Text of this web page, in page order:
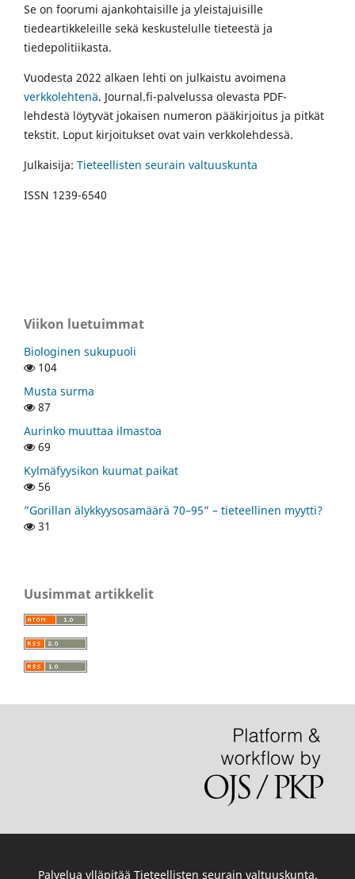
Se on foorumi ajankohtaisille ja yleistajuisille
tiedeartikkeleille sekä keskustelulle tieteestä ja
tiedepolitiikasta.
Vuodesta 2022 alkaen lehti on julkaistu avoimena
verkkolehtenä. Journal.fi-palvelussa olevasta PDF-
lehdestä löytyvät jokaisen numeron pääkirjoitus ja pitkät
tekstit. Loput kirjoitukset ovat vain verkkolehdessä.
Julkaisija: Tieteellisten seurain valtuuskunta
ISSN 1239-6540
Viikon luetuimmat
Biologinen sukupuoli
104
Musta surma
87
Aurinko muuttaa ilmastoa
69
Kylmäfyysikon kuumat paikat
56
”Gorillan älykkyysosamäärä 70–95” – tieteellinen myytti?
31
Uusimmat artikkelit
Palvelua ylläpitää Tieteellisten seurain valtuuskunta.